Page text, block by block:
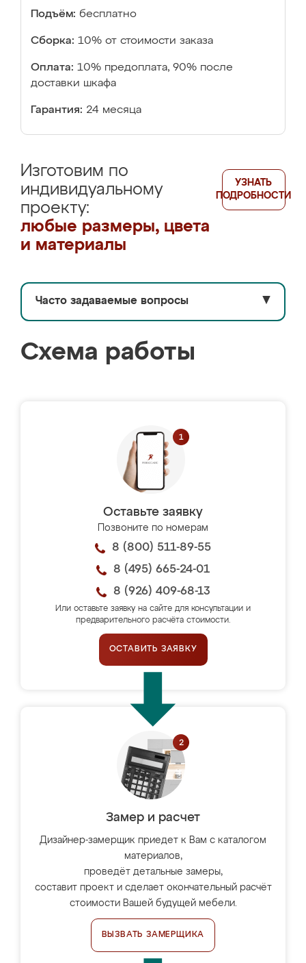
Подъём: бесплатно
Сборка: 10% от стоимости заказа
Оплата: 10% предоплата, 90% после
доставки шкафа
Гарантия: 24 месяца
Изготовим по
индивидуальному
проекту:
любые размеры, цвета
и материалы
УЗНАТЬ
ПОДРОБНОСТИ
Часто задаваемые вопросы ▼
Схема работы
Оставьте заявку
Позвоните по номерам
8 (800) 511-89-55
8 (495) 665-24-01
8 (926) 409-68-13
Или оставьте заявку на сайте для консультации и
предварительного расчёта стоимости.
ОСТАВИТЬ ЗАЯВКУ
Замер и расчет
Дизайнер-замерщик приедет к Вам с каталогом
материалов,
проведёт детальные замеры,
составит проект и сделает окончательный расчёт
стоимости Вашей будущей мебели.
ВЫЗВАТЬ ЗАМЕРЩИКА